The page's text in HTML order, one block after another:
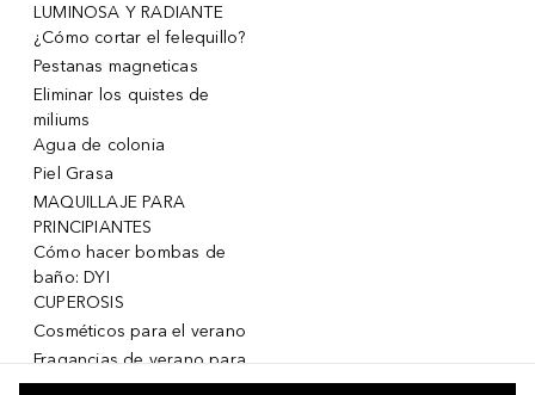
LUMINOSA Y RADIANTE
¿Cómo cortar el felequillo?
Pestanas magneticas
Eliminar los quistes de
miliums
Agua de colonia
Piel Grasa
MAQUILLAJE PARA
PRINCIPIANTES
Cómo hacer bombas de
baño: DYI
CUPEROSIS
Cosméticos para el verano
Fragancias de verano para
mujeres